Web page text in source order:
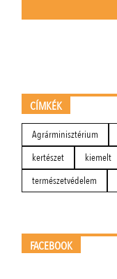
CÍMKÉK
Agrárminisztérium
kertészet
kiemelt
természetvédelem
FACEBOOK